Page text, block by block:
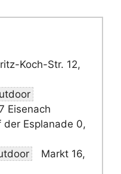
Koch-Str. 12,
Eisenach
der Esplanade 0,
Markt 16,